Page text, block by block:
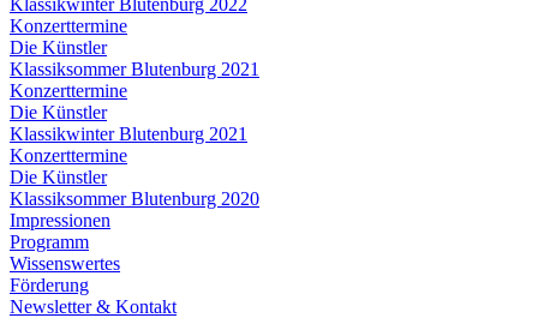
Klassikwinter Blutenburg 2022
Konzerttermine
Die Künstler
Klassiksommer Blutenburg 2021
Konzerttermine
Die Künstler
Klassikwinter Blutenburg 2021
Konzerttermine
Die Künstler
Klassiksommer Blutenburg 2020
Impressionen
Programm
Wissenswertes
Förderung
Newsletter & Kontakt